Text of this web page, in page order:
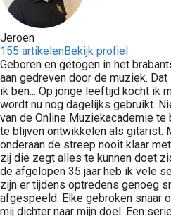
Jeroen
155 artikelenBekijk profiel
Geboren en getogen in het
aan gedreven door de muziek.
ik ben... Op jonge leeftijd kocht ik
wordt nu nog dagelijks gebruikt.
van de Online Muziekacademie
te blijven ontwikkelen als gitarist.
onderaan de streep nooit klaar
zij die zegt alles te kunnen doet
de afgelopen 35 jaar heb ik vele
zijn er tijdens optredens genoeg
afgespeeld. Elke gebroken snaar
mij dichter naar mijn doel. Een